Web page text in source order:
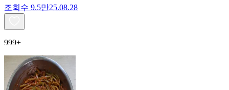
조회수 9.5만25.08.28
999+